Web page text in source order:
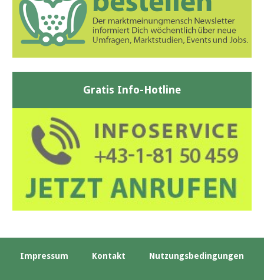
Gratis Info-Hotline
Impressum Kontakt Nutzungsbedingungen